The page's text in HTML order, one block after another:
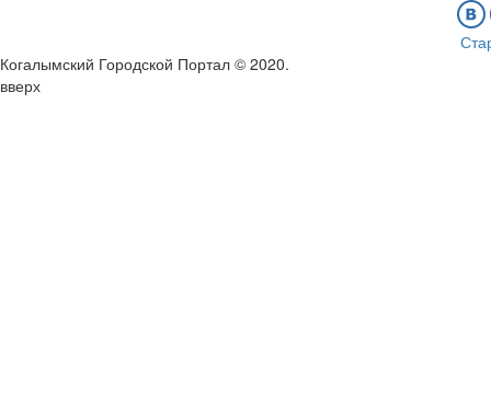
Когалымский Городской Портал © 2020.
вверх